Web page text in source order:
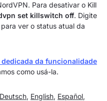
Para desativar o Kill
set killswitch off. Digite
para ver o status atual da
dedicada da funcionalidade
como usá-la.
Deutsch, English, Español,